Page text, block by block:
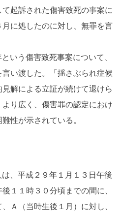
起訴された傷害致死の事案に
に処したのに対し、無罪を言
いう傷害致死事案について、
い渡した。「揺さぶられ症候
解による立証が続けて退けら
り広く、傷害罪の認定におけ
性が示されている。
、平成２９年１月１３日午後
１１時３０分頃までの間に、
Ａ（当時生後１月）に対し、